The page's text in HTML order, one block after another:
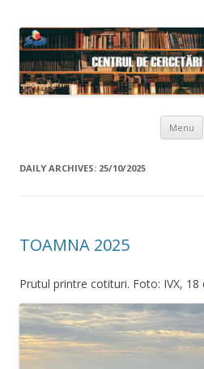
Menu
DAILY ARCHIVES: 25/10/2025
TOAMNA 2025
Prutul printre cotituri. Foto: IVX,